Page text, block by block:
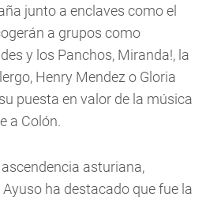
junto a enclaves como el
a grupos como
y los Panchos, Miranda!, la
Henry Mendez o Gloria
puesta en valor de la música
a Colón.
asturiana,
ha destacado que fue la